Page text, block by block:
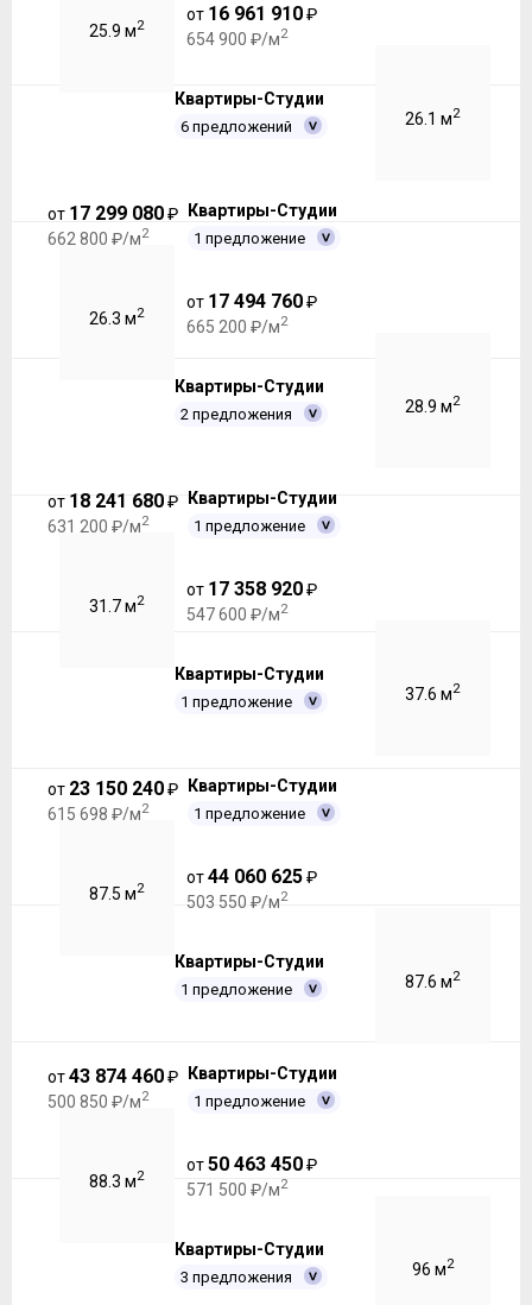
25.9 м2
от 16 961 910₽
654 900 ₽/м2
Квартиры-Студии
6 предложений 26.1 м2
от 17 299 080₽
662 800 ₽/м2
Квартиры-Студии
1 предложение
26.3 м2
от 17 494 760₽
665 200 ₽/м2
Квартиры-Студии
2 предложения 28.9 м2
от 18 241 680₽
631 200 ₽/м2
Квартиры-Студии
1 предложение
31.7 м2
от 17 358 920₽
547 600 ₽/м2
Квартиры-Студии
1 предложение 37.6 м2
от 23 150 240₽
615 698 ₽/м2
Квартиры-Студии
1 предложение
87.5 м2
от44 060 625₽
503 550 ₽/м2
Квартиры-Студии
1 предложение 87.6 м2
от43 874 460₽
500 850 ₽/м2
Квартиры-Студии
1 предложение
88.3 м2
от50 463 450₽
571 500 ₽/м2
Квартиры-Студии
3 предложения 96 м2